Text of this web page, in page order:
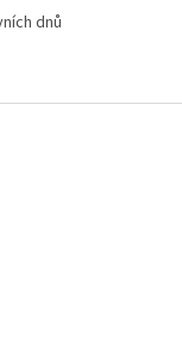
dnů